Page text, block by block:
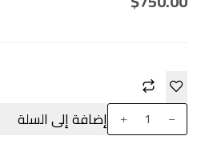
إضافة إلى السلة